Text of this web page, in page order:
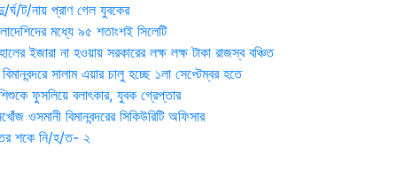
ট/নায় প্রাণ গেল যুবকের
মধ্যে ৯৫ শতাংশই সিলেটি
ইজারা না হওয়ায় সরকারের লক্ষ লক্ষ টাকা রাজস্ব বঞ্চিত
সালাম এয়ার চালু হচ্ছে ১লা সেপ্টেম্বর হতে
ফুসলিয়ে বলাৎকার, যুবক গ্রেপ্তার
ওসমানী বিমানবন্দরের সিকিউরিটি অফিসার
শকে নি/হ/ত- ২